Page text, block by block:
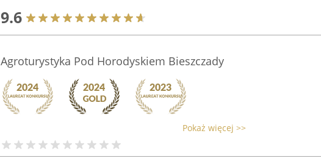
9.6
Agroturystyka Pod Horodyskiem Bieszczady
Pokaż więcej >>